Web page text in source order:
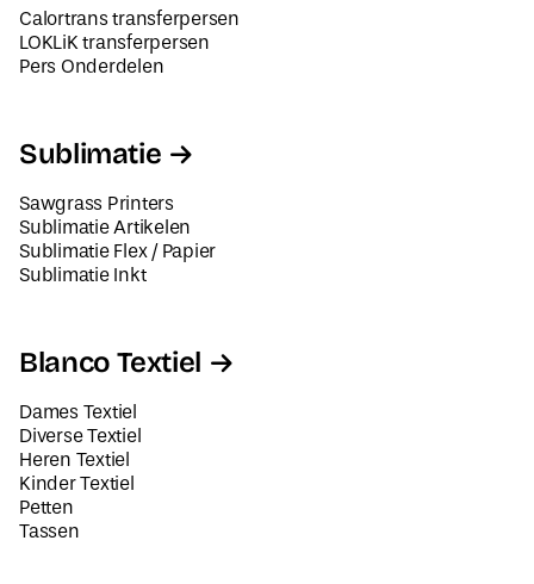
Calortrans transferpersen
LOKLiK transferpersen
Pers Onderdelen
Sublimatie
Sawgrass Printers
Sublimatie Artikelen
Sublimatie Flex / Papier
Sublimatie Inkt
Blanco Textiel
Dames Textiel
Diverse Textiel
Heren Textiel
Kinder Textiel
Petten
Tassen